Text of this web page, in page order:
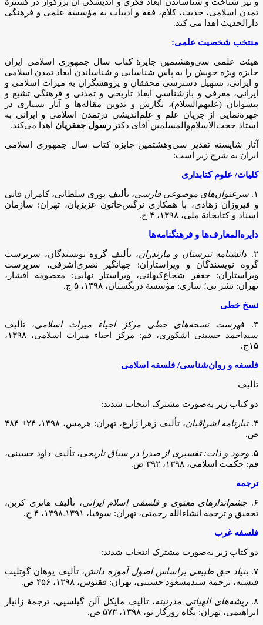
تمدن اسلامی، حدیث، کلام، فقه و ادبیات به مؤسسة علمی و فرهنگی
دارالحدیث اهدا می کند.
منتخب شخصیت علمی:
هیئت علمی سی‌وهشتمین جایزة کتاب سال جمهوری اسلامی ایران
جایزه ویژه خویش را به پاس شناسایی و شناساندن ابعاد تمدن اسلامی
و ایرانی، تسهیل دسترسی محققان و پژوهشگران به میراث اسلامی و
ایرانی، معرفی و بازشناسی ابعاد تاریخی و تمدنی و فرهنگی تشیع و
پیشوایان (علیهم‌السلام)، نگارش و تدوین مقاله‌ها و آثار بسیاری در
چهره‌نمایی از جریان علم و علم‌اندیشی درتمدن اسلامی و ایرانی به
استاد حجت‌الاسلام‌والمسلمین آقای دکتر رسول جعفریان اهدا می‌کند.
آثار شایسته تقدیر سی‌وهشتمین جایزه کتاب سال جمهوری اسلامی
ایران به شرح زیر است:
کلیات/ علوم کتابداری
۱. سرعنوان‌های موضوعی فارسی، تألیف پوری سلطانی، کامران فانی
و فیروزان زهادی، با همکاری نرگس‌خاتون عزیزیان، تهران: سازمان
اسناد و کتابخانة ملی، ۱۳۹۸، ۴ ج.
دایره‌المعارف‌ها و فرهنگنامه‌ها
۲. د انشنامه تبرستان و مازندران، تألیف گروه نویسندگان، سرپرست
گروه نویسندگان و ویراستاران: جهانگیر نصری‌اشرفی، سرپرست
ویراستاران: جعفر شجاع‌کیهانی، ویراستار نهایی: معصومه افشار،
تهران‏‫: نشر نی؛ ساری: مؤسسة درنگستان‏‫، ۱۳۹۸، ۵ ج.
نسخ خطی
۳. ف هرست نسخه‌های خطی مرکز احیاء میراث اسلامی، تألیف
سیداحمد حسینی اشکوری، قم: مرکز احیاء میراث اسلامی، ۱۳۹۸،
۱۵ج.
فلسفه و روان‌شناسی/ فلسفه اسلامی
تألیف
دو کتاب زیر به‌صورت مشترک انتخاب شدند:
۴. تبارنامه اشراقیان
، تألیف زهرا زارع، تهران: هرمس، ۱۳۹۸، ۲۴+ ۴۸۴
ص.
۵. وجود و ذات: تفسیری از صدرا در سیاق تاریخی، تألیف داود حسینی،
قم: حکمت اسلامی، ۱۳۹۸، ۳۹۲ ص.
ترجمه
۶. چشم‌اندازهای معنوی و فلسفی اسلام ایرانی، تألیف هانری کربن،
تحقیق و ترجمة انشاءالله رحمتی، تهران: سوفیا، ۱۳۹۱ـ۱۳۹۸، ۴ ج.
فلسفه غرب
دو کتاب زیر به‌صورت مشترک انتخاب شدند:
۷. بنیاد حق طبیعی براساس اصول آموزه دانش، تألیف یوهان گوتلیب
فیشته، ترجمۀ سیدمسعود حسینی، تهران: ققنوس، ۱۳۹۸، ۴۵۶ ص.
۸. ریشه‌های الهیاتی مدرنیته، تألیف مایکل آلن گیلسپی، ترجمۀ زانیار
ابراهیمی، تهران: پگاه روزگار نو، ۱۳۹۸، ۵۷۳ ص.